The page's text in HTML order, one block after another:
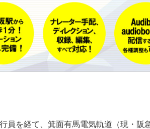
員を経て、箕面有馬電気軌道（現・阪